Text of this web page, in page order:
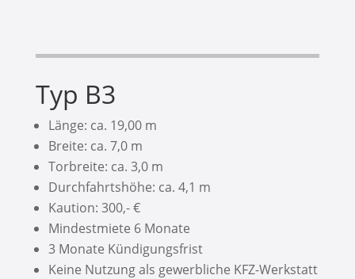
Typ B3
Länge: ca. 19,00 m
Breite: ca. 7,0 m
Torbreite: ca. 3,0 m
Durchfahrtshöhe: ca. 4,1 m
Kaution: 300,- €
Mindestmiete 6 Monate
3 Monate Kündigungsfrist
Keine Nutzung als gewerbliche KFZ-Werkstatt